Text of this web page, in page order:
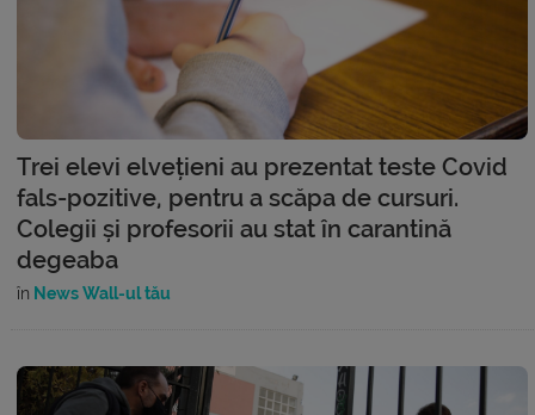
Trei elevi elvețieni au prezentat teste Covid
fals-pozitive, pentru a scăpa de cursuri.
Colegii și profesorii au stat în carantină
degeaba
în News Wall-ul tău